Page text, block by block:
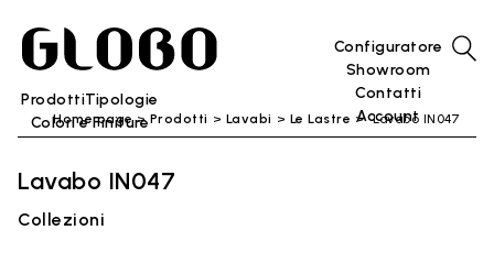
ProdottiTipologie
Colori e Finiture
Configuratore
Showroom
Contatti
Account
Home page Prodotti Lavabi Le Lastre Lavabo IN047
Lavabo IN047
Collezioni